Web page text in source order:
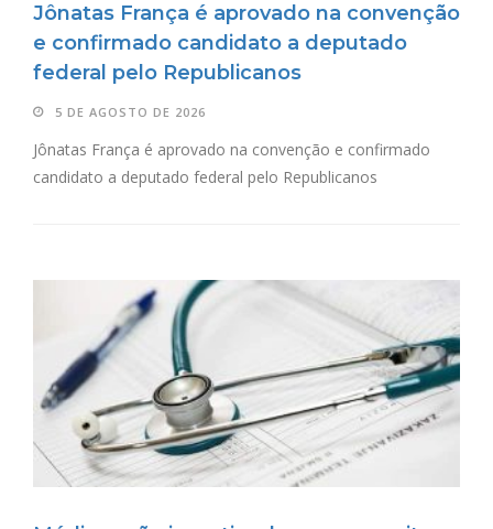
Jônatas França é aprovado na convenção
e confirmado candidato a deputado
federal pelo Republicanos
5 DE AGOSTO DE 2026
Jônatas França é aprovado na convenção e confirmado
candidato a deputado federal pelo Republicanos